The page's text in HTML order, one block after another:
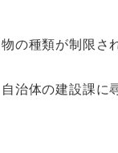
の種類が制限さ
治体の建設課に